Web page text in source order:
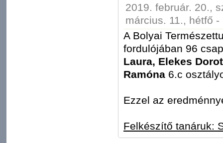
2019. február. 20.,
március. 11., hétfő -
A Bolyai
fordulójában 96
Laura, Elekes
Ramóna 6.c
Ezzel az
Felkészítő tanáruk: